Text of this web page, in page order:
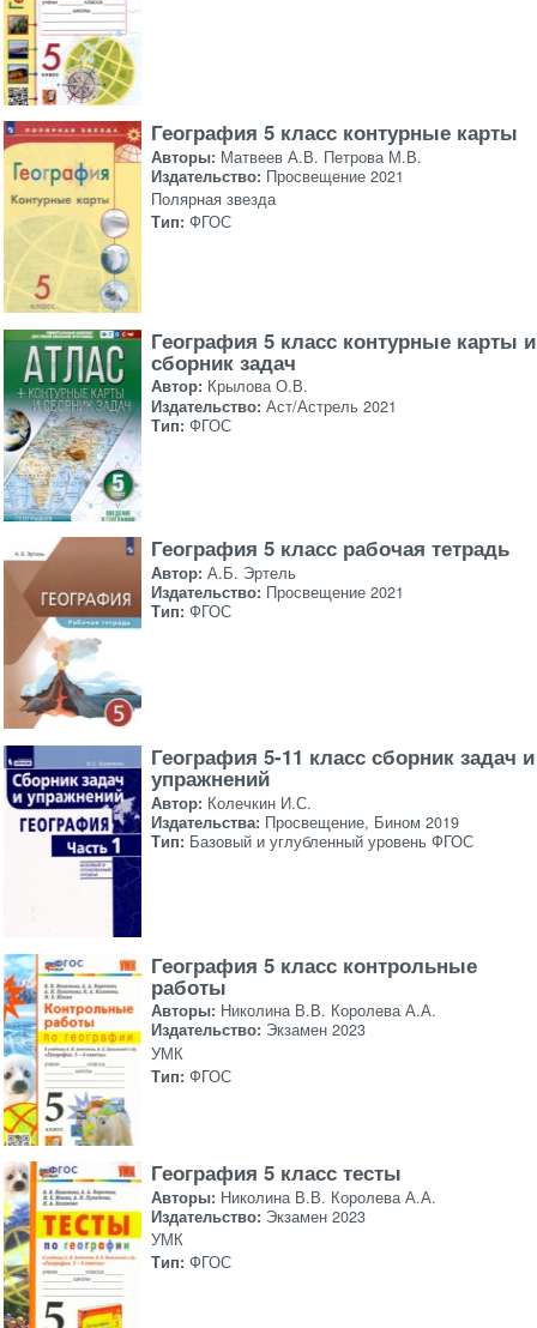
География 5 класс контурные карты
Авторы: Матвеев А.В. Петрова М.В.
Издательство: Просвещение 2021
Полярная звезда
Тип: ФГОС
География 5 класс контурные карты и
сборник задач
Автор: Крылова О.В.
Издательство: Аст/Астрель 2021
Тип: ФГОС
География 5 класс рабочая тетрадь
Автор: А.Б. Эртель
Издательство: Просвещение 2021
Тип: ФГОС
География 5-11 класс сборник задач и
упражнений
Автор: Колечкин И.С.
Издательства: Просвещение, Бином 2019
Тип: Базовый и углубленный уровень ФГОС
География 5 класс контрольные
работы
Авторы: Николина В.В. Королева А.А.
Издательство: Экзамен 2023
УМК
Тип: ФГОС
География 5 класс тесты
Авторы: Николина В.В. Королева А.А.
Издательство: Экзамен 2023
УМК
Тип: ФГОС